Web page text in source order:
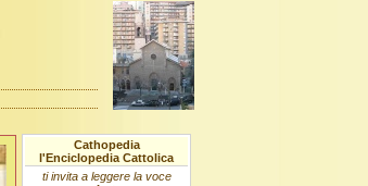
Cathopedia
l'Enciclopedia Cattolica
ti invita a leggere la voce